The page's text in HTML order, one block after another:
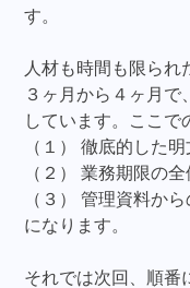
す。
人材も時間も限られ
３ヶ月から４ヶ月で
しています。ここで
（１） 徹底的した
（２） 業務期限の
（３） 管理資料か
になります。
それでは次回、順番